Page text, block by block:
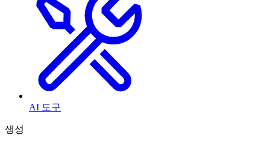
AI 도구
생성